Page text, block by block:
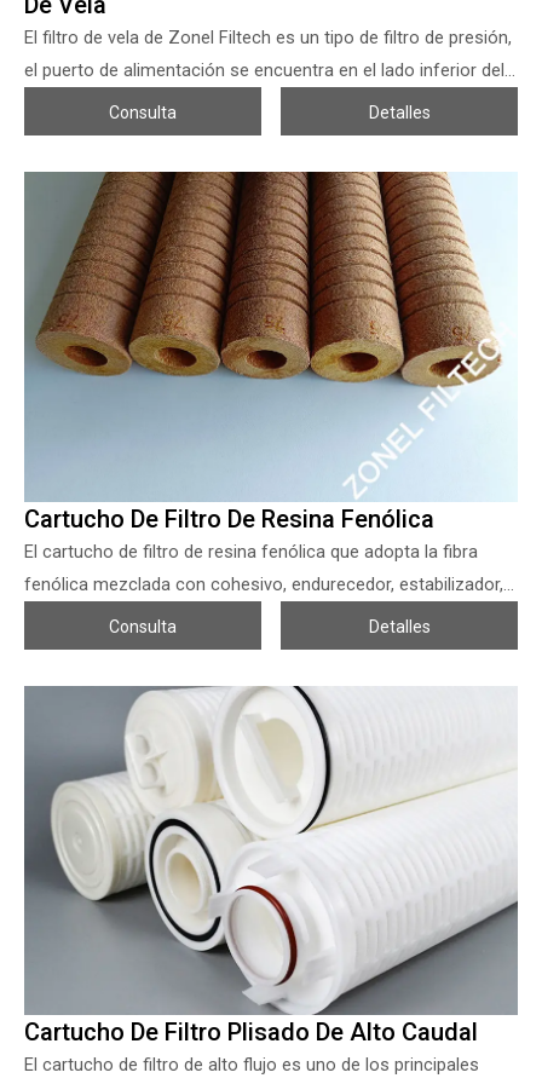
El filtro de vela de Zonel Filtech es un tipo de filtro de presión,
el puerto de alimentación se encuentra en el lado inferior del
recipiente del filtro, las partículas sólidas se recogen en la
superficie del elemento filtrante y el filtrado sale del núcleo
interior del elemento filtrante al tanque de filtrado. Los
procedimientos operativos incluyen: alimentación de la
solución, reciclado inicial del filtrado, control de la calidad del
filtrado, filtración, lavado de la torta y exprimido con soplado
de aire, y liberación de la torta con soplado de aire inverso, si
la gravedad específica de la partícula es mayor, el lado inferior
del recipiente puede acumular la lechada, luego el tamaño de
la parte inferior puede diseñarse con una placa de filtro para
ayudar a secar la lechada y ayudar a manejar bien el residuo.
Consulta Detalles
Cartucho De Filtro De Resina Fenólica
El cartucho de filtro de resina fenólica que adopta la fibra
fenólica mezclada con cohesivo, endurecedor, estabilizador,
etc., luego se sinteriza en los cartuchos de filtro, para mejorar
la resistencia de la fibra fenólica, que se puede mezclar con
poliamida (5~10%) durante la producción. El cartucho de filtro
de resina fenólica de Zonel Filtech tiene una fibra unida de
exterior a interior con una construcción gradualmente más
apretada, lo que los hace con una mayor capacidad de carga
de partículas, buena resistencia y durabilidad.
Consulta Detalles
Cartucho De Filtro Plisado De Alto Caudal
El cartucho de filtro de alto flujo es uno de los principales